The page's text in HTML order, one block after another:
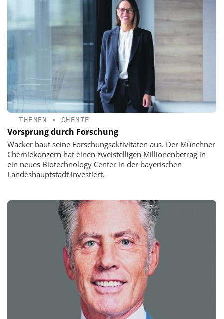
THEMEN • CHEMIE
Vorsprung durch Forschung
Wacker baut seine Forschungsaktivitäten aus. Der Münchner
Chemiekonzern hat einen zweistelligen Millionenbetrag in
ein neues Biotechnology Center in der bayerischen
Landeshauptstadt investiert.